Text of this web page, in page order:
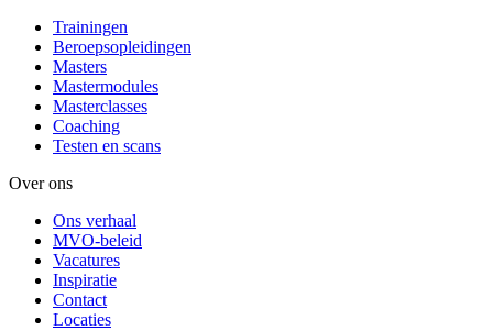
Trainingen
Beroepsopleidingen
Masters
Mastermodules
Masterclasses
Coaching
Testen en scans
Over ons
Ons verhaal
MVO-beleid
Vacatures
Inspiratie
Contact
Locaties